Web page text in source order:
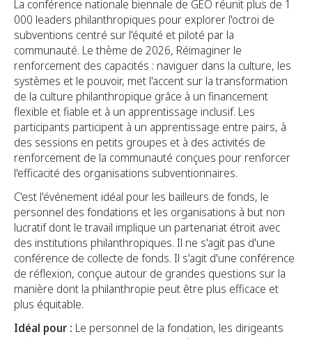
La conférence nationale biennale de GEO réunit plus de 1
000 leaders philanthropiques pour explorer l'octroi de
subventions centré sur l'équité et piloté par la
communauté. Le thème de 2026, Réimaginer le
renforcement des capacités : naviguer dans la culture, les
systèmes et le pouvoir, met l'accent sur la transformation
de la culture philanthropique grâce à un financement
flexible et fiable et à un apprentissage inclusif. Les
participants participent à un apprentissage entre pairs, à
des sessions en petits groupes et à des activités de
renforcement de la communauté conçues pour renforcer
l'efficacité des organisations subventionnaires.
C'est l'événement idéal pour les bailleurs de fonds, le
personnel des fondations et les organisations à but non
lucratif dont le travail implique un partenariat étroit avec
des institutions philanthropiques. Il ne s'agit pas d'une
conférence de collecte de fonds. Il s'agit d'une conférence
de réflexion, conçue autour de grandes questions sur la
manière dont la philanthropie peut être plus efficace et
plus équitable.
Idéal pour : Le personnel de la fondation, les dirigeants